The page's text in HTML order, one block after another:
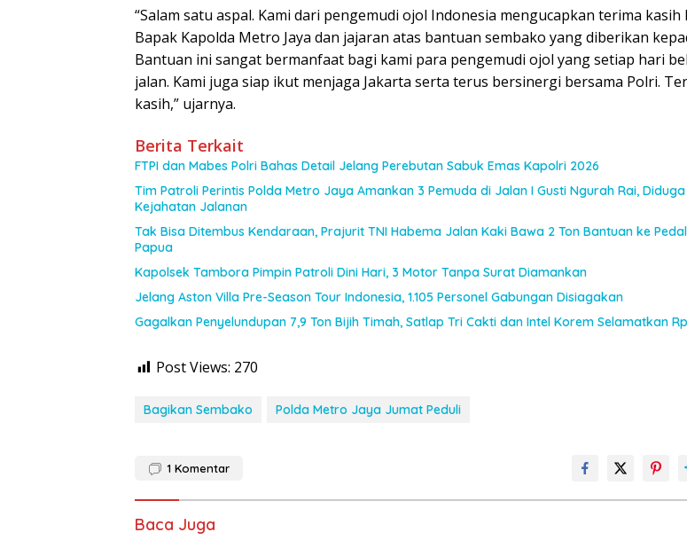
“Salam satu aspal. Kami dari pengemudi ojol Indonesia mengucapkan terima kasih
Bapak Kapolda Metro Jaya dan jajaran atas bantuan sembako yang diberikan
Bantuan ini sangat bermanfaat bagi kami para pengemudi ojol yang setiap hari
jalan. Kami juga siap ikut menjaga Jakarta serta terus bersinergi bersama Polri.
kasih,” ujarnya.
Berita Terkait
FTPI dan Mabes Polri Bahas Detail Jelang Perebutan Sabuk Emas Kapolri 2026
Tim Patroli Perintis Polda Metro Jaya Amankan 3 Pemuda di Jalan I Gusti Ngurah Rai,
Kejahatan Jalanan
Tak Bisa Ditembus Kendaraan, Prajurit TNI Habema Jalan Kaki Bawa 2 Ton Bantuan ke
Papua
Kapolsek Tambora Pimpin Patroli Dini Hari, 3 Motor Tanpa Surat Diamankan
Jelang Aston Villa Pre-Season Tour Indonesia, 1.105 Personel Gabungan Disiagakan
Gagalkan Penyelundupan 7,9 Ton Bijih Timah, Satlap Tri Cakti dan Intel Korem Selamatkan
Post Views: 270
Bagikan Sembako Polda Metro Jaya Jumat Peduli
1 Komentar
Baca Juga